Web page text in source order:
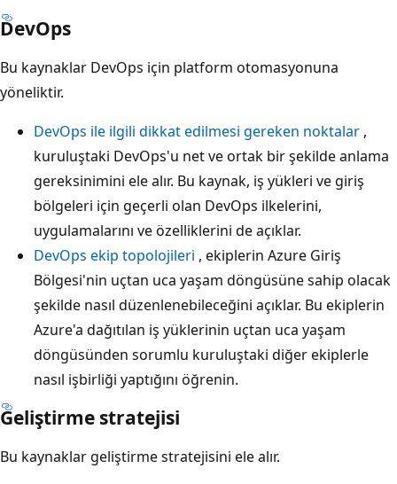
DevOps
Bu kaynaklar DevOps için platform otomasyonuna
yöneliktir.
DevOps ile ilgili dikkat edilmesi gereken noktalar ,
kuruluştaki DevOps'u net ve ortak bir şekilde anlama
gereksinimini ele alır. Bu kaynak, iş yükleri ve giriş
bölgeleri için geçerli olan DevOps ilkelerini,
uygulamalarını ve özelliklerini de açıklar.
DevOps ekip topolojileri , ekiplerin Azure Giriş
Bölgesi'nin uçtan uca yaşam döngüsüne sahip olacak
şekilde nasıl düzenlenebileceğini açıklar. Bu ekiplerin
Azure'a dağıtılan iş yüklerinin uçtan uca yaşam
döngüsünden sorumlu kuruluştaki diğer ekiplerle
nasıl işbirliği yaptığını öğrenin.
Geliştirme stratejisi
Bu kaynaklar geliştirme stratejisini ele alır.